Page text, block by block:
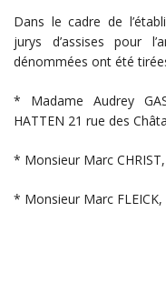
Dans le cadre de
jurys d’assises pour
dénommées ont été
* Madame Audrey
HATTEN 21 rue des
* Monsieur Marc
* Monsieur Marc